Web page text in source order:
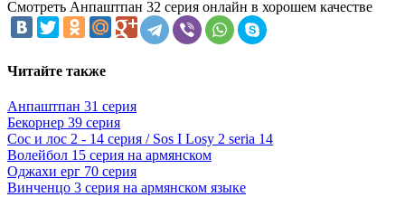
Смотреть Анпаштпан 32 серия онлайн в хорошем качестве
Читайте также
Анпаштпан 31 серия
Бекорнер 39 серия
Сос и лос 2 - 14 серия / Sos I Losy 2 seria 14
Волейбол 15 серия на армянском
Оджахи ерг 70 серия
Винченцо 3 серия на армянском языке